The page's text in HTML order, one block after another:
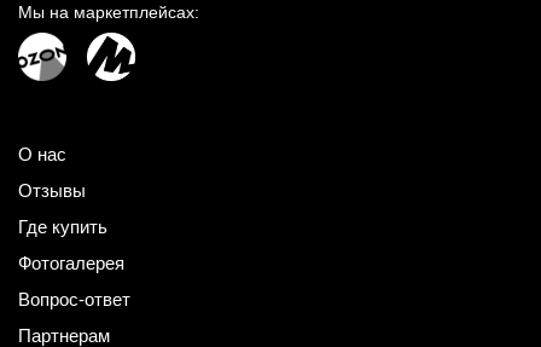
Мы на маркетплейсах:
О нас
Отзывы
Где купить
Фотогалерея
Вопрос-ответ
Партнерам